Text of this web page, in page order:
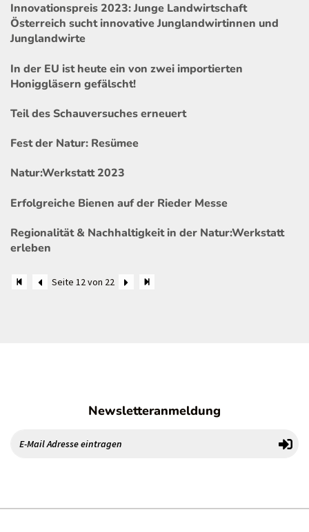
Innovationspreis 2023: Junge Landwirtschaft
Österreich sucht innovative Junglandwirtinnen und
Junglandwirte
In der EU ist heute ein von zwei importierten
Honiggläsern gefälscht!
Teil des Schauversuches erneuert
Fest der Natur: Resümee
Natur:Werkstatt 2023
Erfolgreiche Bienen auf der Rieder Messe
Regionalität & Nachhaltigkeit in der Natur:Werkstatt
erleben
Seite 12 von 22
Newsletteranmeldung